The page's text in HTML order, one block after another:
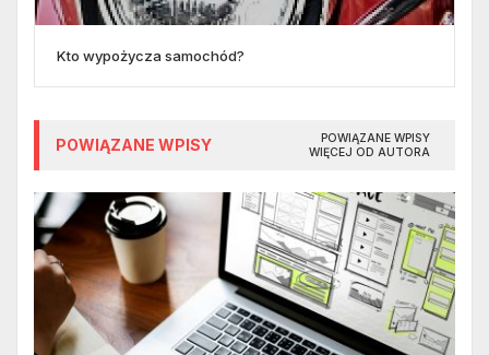
Kto wypożycza samochód?
POWIĄZANE WPISY
POWIĄZANE WPISY
WIĘCEJ OD AUTORA